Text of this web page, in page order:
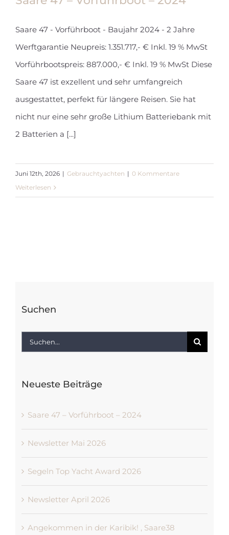
Saare 47 – Vorführboot – 2024
Saare 47 - Vorführboot - Baujahr 2024 - 2 Jahre
Werftgarantie Neupreis: 1.351.717,- € Inkl. 19 % MwSt
Vorführbootspreis: 887.000,- € Inkl. 19 % MwSt Diese
Saare 47 ist exzellent und sehr umfangreich
ausgestattet, perfekt für längere Reisen. Sie hat
nicht nur eine sehr große Lithium Batteriebank mit
2 Batterien a [...]
Juni 12th, 2026 | Gebrauchtyachten | 0 Kommentare
Weiterlesen
Suchen
Suche
Neueste Beiträge
Saare 47 – Vorführboot – 2024
Newsletter Mai 2026
Segeln Top Yacht Award 2026
Newsletter April 2026
Angekommen in der Karibik! , Saare38